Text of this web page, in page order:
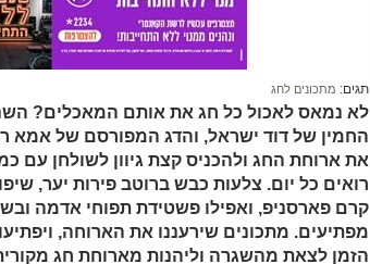
תגים: מתכונים לחג
לא נמאס לאכול כל חג את אותם המאכלים?
החמין של דוד ישראל, והדג המפורסם של אמא
את ארוחת החג ולהכניס קצת גיוון לשולחן עם
רואים כל יום. צלעות כבש ברוטב פירות יער,
קרם פארסניפ, ואפילו פשטידת תפוחי אדמה
מפתיעים. מתכונים שירעננו את הארוחה,
הזמן לצאת מהשגרה וליהנות מארוחת חג